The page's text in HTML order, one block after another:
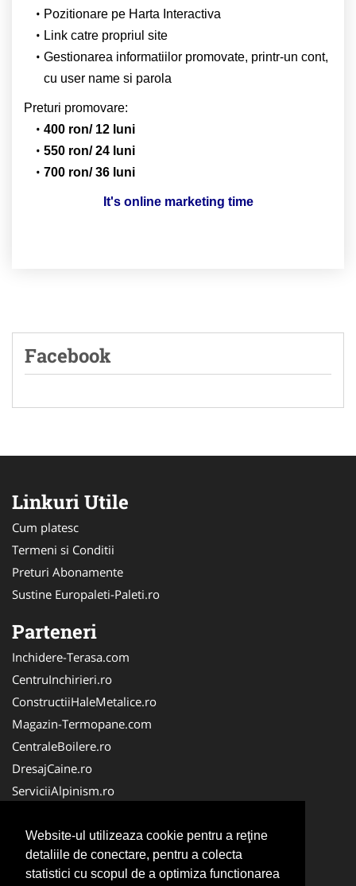
Website-ul utilizeaza cookie pentru a reţine
detaliile de conectare, pentru a colecta
statistici cu scopul de a optimiza functionarea
Pozitionare pe Harta Interactiva
Link catre propriul site
Gestionarea informatiilor promovate, printr-un cont,
cu user name si parola
Preturi promovare:
400 ron/ 12 luni
550 ron/ 24 luni
700 ron/ 36 luni
It's online marketing time
Facebook
Linkuri Utile
Cum platesc
Termeni si Conditii
Preturi Abonamente
Sustine Europaleti-Paleti.ro
Parteneri
Inchidere-Terasa.com
CentruInchirieri.ro
ConstructiiHaleMetalice.ro
Magazin-Termopane.com
CentraleBoilere.ro
DresajCaine.ro
ServiciiAlpinism.ro
Alpinist-Utilitar.com
CuratenieSpatiiComerciale.ro
FirmaTractariAuto.ro